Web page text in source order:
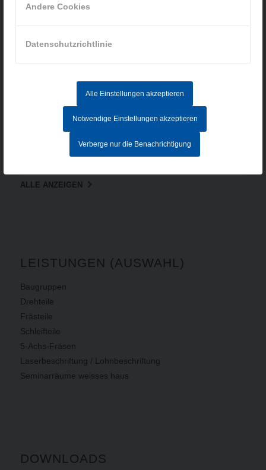
Andere Cookies
Datenschutzrichtlinie
Alle Einstellungen akzeptieren
Notwendige Einstellungen akzeptieren
Verberge nur die Benachrichtigung
CNC-FACHKRAFT (M/W/D)
ELEKTRONIKER/IN FÜR BETRIEBSTECHNIK (M/W/D)
PRAKTIKUM - INDUSTRIEMECHANIKER/IN (M/W/D)
ALLE ANZEIGEN
LEISTUNGEN (AUSWAHL)
Baugruppen
Drehteile
Frästeile
Schleifteile
5-Achs-Fräsen
Laserbeschriftung / Lohnbeschriftung
Seminarräume weisses haus
DOWNLOADS